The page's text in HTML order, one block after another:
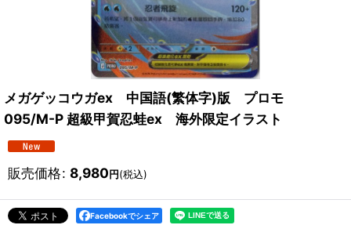
メガゲッコウガex 中国語(繁体字)版 プロモ
095/M-P 超級甲賀忍蛙ex 海外限定イラスト
販売価格: 8,980円(税込)
Facebookでシェア